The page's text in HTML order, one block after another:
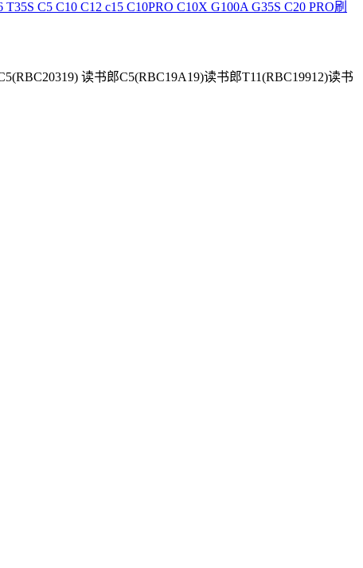
C5 C10 C12 c15 C10PRO C10X G100A G35S C20 PRO刷
读书郎C5(RBC19A19)读书郎T11(RBC19912)读书